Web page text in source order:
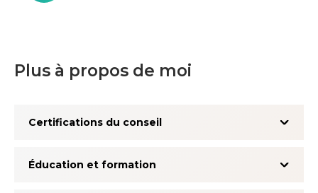
Plus à propos de moi
Certifications du conseil
Éducation et formation